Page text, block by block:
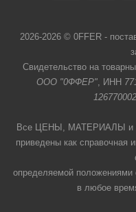
2026-2026 © 0FFER -
Свидетельство на
ООО "0ФФЕР", ИНН
Все ЦЕНЫ, МАТЕРИАЛЫ и
приведены как справочная
определяемой
в любое